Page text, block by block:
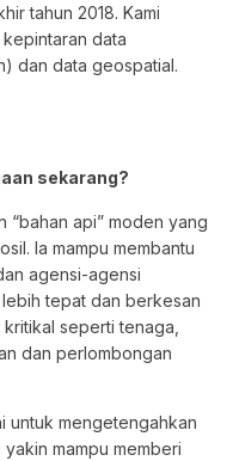
tahun 2018. Kami
data
dan data geospatial.
sekarang?
“bahan api” moden yang
Ia mampu membantu
agensi-agensi
tepat dan berkesan
seperti tenaga,
dan perlombongan
untuk mengetengahkan
mampu memberi